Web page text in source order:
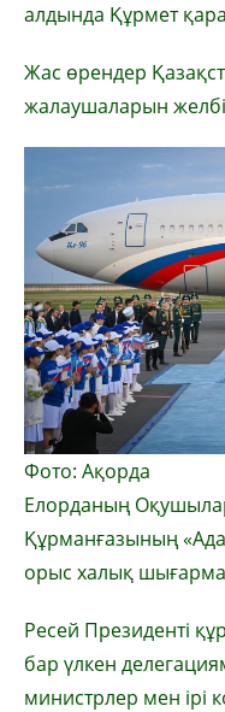
алдында Құрмет
Жас өрендер
жалаушаларын
Фото: Ақорда
Елорданың
Құрманғазының
орыс халық
Ресей Президенті
бар үлкен
министрлер мен